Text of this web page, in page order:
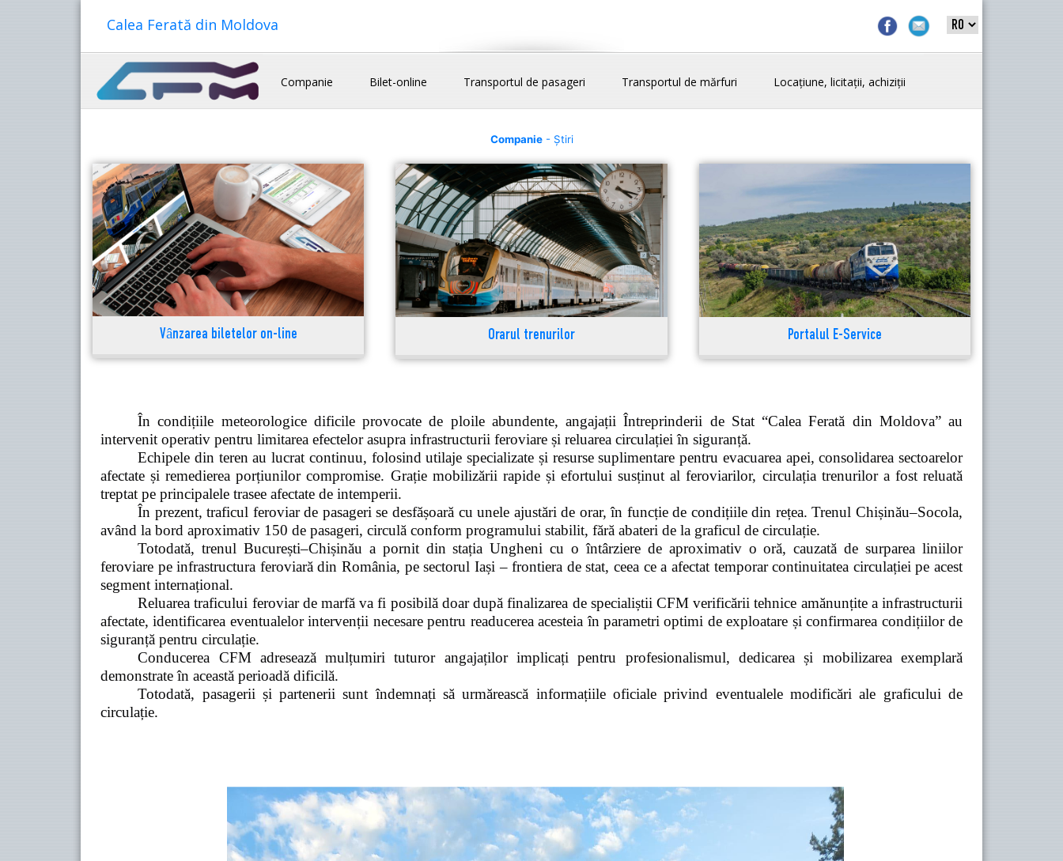
Calea Ferată din Moldova
Companie Bilet-online Transportul de pasageri Transportul de mărfuri Locațiune, licitații, achiziții
Companie- Știri
Vânzarea biletelor on-line Orarul trenurilor Portalul E-Service
În condițiile meteorologice dificile provocate de ploile abundente, angajații Întreprinderii de Stat “Calea Ferată din Moldova” au
intervenit operativ pentru limitarea efectelor asupra infrastructurii feroviare și reluarea circulației în siguranță.
Echipele din teren au lucrat continuu, folosind utilaje specializate și resurse suplimentare pentru evacuarea apei, consolidarea sectoarelor
afectate și remedierea porțiunilor compromise. Grație mobilizării rapide și efortului susținut al feroviarilor, circulația trenurilor a fost reluată
treptat pe principalele trasee afectate de intemperii.
În prezent, traficul feroviar de pasageri se desfășoară cu unele ajustări de orar, în funcție de condițiile din rețea. Trenul Chișinău–Socola,
având la bord aproximativ 150 de pasageri, circulă conform programului stabilit, fără abateri de la graficul de circulație.
Totodată, trenul București–Chișinău a pornit din stația Ungheni cu o întârziere de aproximativ o oră, cauzată de surparea liniilor
feroviare pe infrastructura feroviară din România, pe sectorul Iași – frontiera de stat, ceea ce a afectat temporar continuitatea circulației pe acest
segment internațional.
Reluarea traficului feroviar de marfă va fi posibilă doar după finalizarea de specialiștii CFM verificării tehnice amănunțite a infrastructurii
afectate, identificarea eventualelor intervenții necesare pentru readucerea acesteia în parametri optimi de exploatare și confirmarea condițiilor de
siguranță pentru circulație.
Conducerea CFM adresează mulțumiri tuturor angajaților implicați pentru profesionalismul, dedicarea și mobilizarea exemplară
demonstrate în această perioadă dificilă.
Totodată, pasagerii și partenerii sunt îndemnați să urmărească informațiile oficiale privind eventualele modificări ale graficului de
circulație.